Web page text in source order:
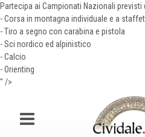
Partecipa ai Campionati Nazionali previsti
- Corsa in montagna individuale e a
- Tiro a segno con carabina e pistola
- Sci nordico ed alpinistico
- Calcio
- Orienting
" />